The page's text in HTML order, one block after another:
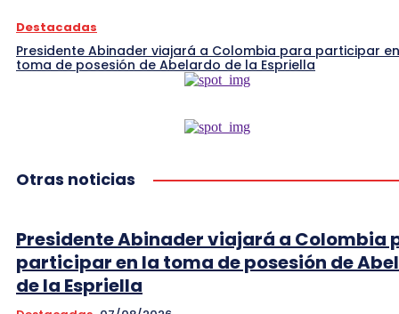
Destacadas
Presidente Abinader viajará a Colombia para participar
toma de posesión de Abelardo de la Espriella
Otras noticias
Presidente Abinader viajará a Colombia
participar en la toma de posesión de
de la Espriella